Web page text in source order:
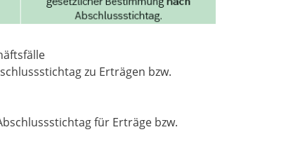
zu Erträgen bzw.
für Erträge bzw.